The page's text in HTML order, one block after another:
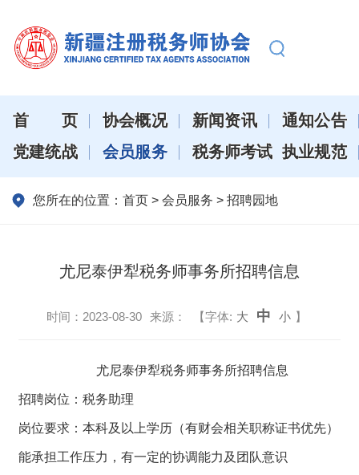
首页 协会概况 新闻资讯
通知公告
党建统战
会员服务 税务师考试 执业规范
您所在的位置： 首页 > 会员服务 > 招聘园地
尤尼泰伊犁税务师事务所招聘信息
时间： 2023-08-30 来源： 【字体: 大 中 小 】
尤尼泰伊犁税务师事务所招聘信息
招聘岗位：税务助理
岗位要求：本科及以上学历（有财会相关职称证书优先）
能承担工作压力，有一定的协调能力及团队意识